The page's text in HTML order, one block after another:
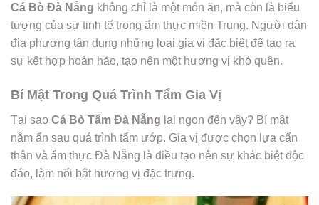
Cá Bò Đà Nẵng không chỉ là một món ăn, mà còn là biểu
tượng của sự tinh tế trong ẩm thực miền Trung. Người dân
địa phương tận dụng những loại gia vị đặc biệt để tạo ra
sự kết hợp hoàn hảo, tạo nên một hương vị khó quên.
Bí Mật Trong Quá Trình Tẩm Gia Vị
Tại sao Cá Bò Tẩm Đà Nẵng lại ngon đến vậy? Bí mật
nằm ẩn sau quá trình tẩm ướp. Gia vị được chọn lựa cẩn
thận và ẩm thực Đà Nẵng là điều tạo nên sự khác biệt độc
đáo, làm nổi bật hương vị đặc trưng.